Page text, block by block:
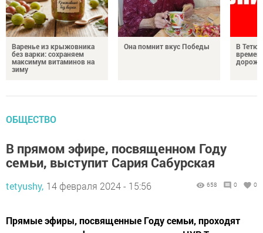
Варенье из крыжовника
без варки: сохраняем
максимум витаминов на
зиму
Она помнит вкус Победы
В
ОБЩЕСТВО
В прямом эфире, посвященном Году
семьи, выступит Сария Сабурская
tetyushy, 14 февраля 2024 - 15:56 658 0 0
Прямые эфиры, посвященные Году семьи, проходят